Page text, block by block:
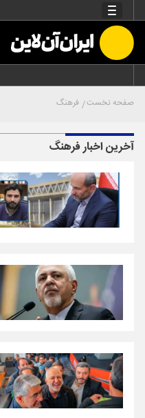
صفحه نخست فرهنگ
آخرین اخبار فرهنگ